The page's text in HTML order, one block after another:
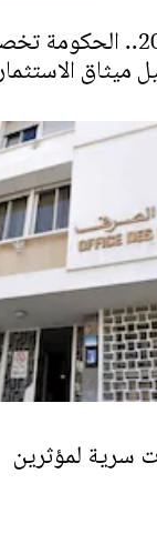
ميثاق الاستثمار
سرية لمؤثرين